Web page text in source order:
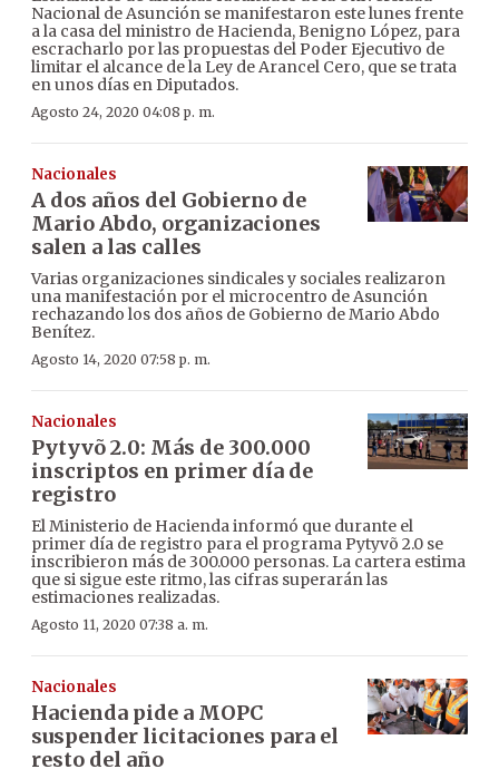
Nacional de Asunción se manifestaron este lunes frente
a la casa del ministro de Hacienda, Benigno López, para
escracharlo por las propuestas del Poder Ejecutivo de
limitar el alcance de la Ley de Arancel Cero, que se trata
en unos días en Diputados.
Agosto 24, 2020 04:08 p. m.
Nacionales
A dos años del Gobierno de
Mario Abdo, organizaciones
salen a las calles
Varias organizaciones sindicales y sociales realizaron
una manifestación por el microcentro de Asunción
rechazando los dos años de Gobierno de Mario Abdo
Benítez.
Agosto 14, 2020 07:58 p. m.
Nacionales
Pytyvõ 2.0: Más de 300.000
inscriptos en primer día de
registro
El Ministerio de Hacienda informó que durante el
primer día de registro para el programa Pytyvõ 2.0 se
inscribieron más de 300.000 personas. La cartera estima
que si sigue este ritmo, las cifras superarán las
estimaciones realizadas.
Agosto 11, 2020 07:38 a. m.
Nacionales
Hacienda pide a MOPC
suspender licitaciones para el
resto del año